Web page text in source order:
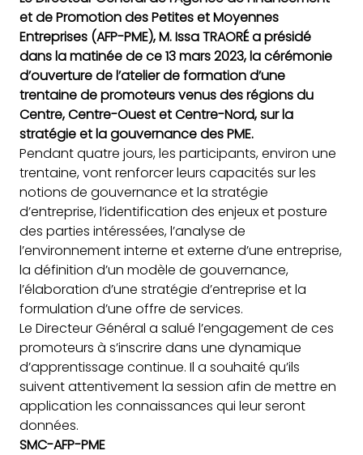
et de Promotion des Petites et Moyennes
Entreprises (AFP-PME), M. Issa TRAORÉ a présidé
dans la matinée de ce 13 mars 2023, la cérémonie
d’ouverture de l’atelier de formation d’une
trentaine de promoteurs venus des régions du
Centre, Centre-Ouest et Centre-Nord, sur la
stratégie et la gouvernance des PME.
Pendant quatre jours, les participants, environ une
trentaine, vont renforcer leurs capacités sur les
notions de gouvernance et la stratégie
d’entreprise, l’identification des enjeux et posture
des parties intéressées, l’analyse de
l’environnement interne et externe d’une entreprise,
la définition d’un modèle de gouvernance,
l’élaboration d’une stratégie d’entreprise et la
formulation d’une offre de services.
Le Directeur Général a salué l’engagement de ces
promoteurs à s’inscrire dans une dynamique
d’apprentissage continue. Il a souhaité qu’ils
suivent attentivement la session afin de mettre en
application les connaissances qui leur seront
données.
SMC-AFP-PME